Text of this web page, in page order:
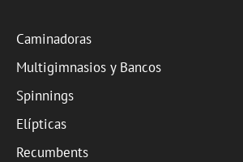
Caminadoras
Multigimnasios y Bancos
Spinnings
Elípticas
Recumbents